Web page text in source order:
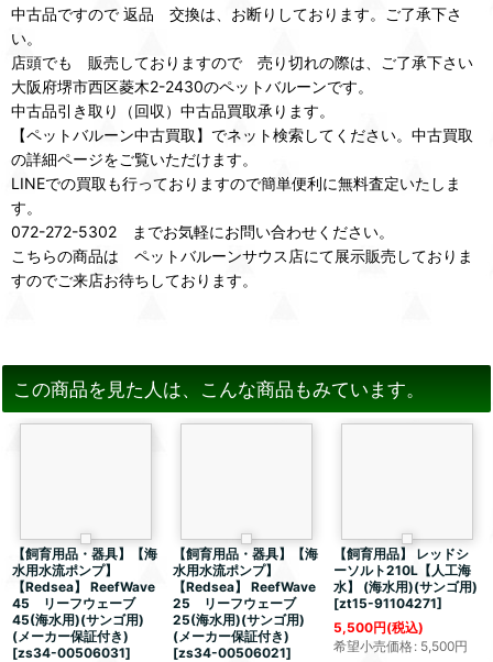
中古品ですので 返品 交換は、お断りしております。ご了承下さ
い。
店頭でも 販売しておりますので 売り切れの際は、ご了承下さい
大阪府堺市西区菱木2-2430のペットバルーンです。
中古品引き取り（回収）中古品買取承ります。
【ペットバルーン中古買取】でネット検索してください。中古買取
の詳細ページをご覧いただけます。
LINEでの買取も行っておりますので簡単便利に無料査定いたしま
す。
072-272-5302 までお気軽にお問い合わせください。
こちらの商品は ペットバルーンサウス店にて展示販売しておりま
すのでご来店お待ちしております。
この商品を見た人は、こんな商品もみています。
【飼育用品・器具】【海
水用水流ポンプ】
【Redsea】 ReefWave
45 リーフウェーブ
45(海水用)(サンゴ用)
(メーカー保証付き)
[zs34-00506031]
【飼育用品・器具】【海
水用水流ポンプ】
【Redsea】 ReefWave
25 リーフウェーブ
25(海水用)(サンゴ用)
(メーカー保証付き)
[zs34-00506021]
【飼育用品】 レッドシ
ーソルト210L【人工海
水】 (海水用)(サンゴ用)
[zt15-91104271]
5,500円(税込)
希望小売価格: 5,500円